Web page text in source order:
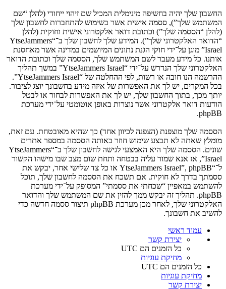
החשבון שלך יהיה בחשיפה מינימלית המכיל שם זיהוי ייחודי (להלן “שם
המשתמש שלך”), ססמה אישית אשר בשימוש להתחברות לחשבון שלך
(להלן “הססמה שלך”) וכתובת דואר אלקטרוני אישית וחוקית (להלן
“הדואר האלקטרוני שלך”). המידע שלך לחשבון שלך ב־“YtseJammers
Israel” מוגן על־ידי חוקי הגנת נתונים המיושמים במדינה אשר מאחסנת
אותנו. כל מידע מעבר לשם המשתמש שלך, הססמה שלך וכתובת הדואר
האלקטרוני שלך הנדרש על־ידי “YtseJammers Israel” במשך תהליך
ההרשמה הנו חובה או רשות, לפי ההחלטה של “YtseJammers Israel”.
בכל המקרים, יש לך את האפשרות של איזה מידע בחשבונך יוצג לציבור.
יותך מכך, בתוך החשבון שלך, יש לך את האפשרות לבחור או לבטל
הודעות דואר אלקטרוני אשר נוצרות באופן אוטומטי על־ידי מערכת
phpBB.
הססמה שלך מוצפנת (הצפנה לכיוון אחד) כך שהיא מאובטחת. עם זאת,
מומלץ שאתה לא תבצע שימוש חוזר באותה הססמה במספר אתרים
שונים. הססמה שלך היא האמצעי לגישה לחשבון שלך ב־“YtseJammers
Israel”, אז אנא שמור עליה בבטחה ותחת שום מצב שבו מישהו הקשור
ל־“YtseJammers Israel”, phpBB או כל צד שלישי אחר, יבקש את
ססמתך בדרך לא חוקית. אם תשכח את הססמה לחשבון שלך, תוכל
להשתמש במאפיין “שכחתי את ססמתי” המסופק על־ידי מערכת
phpBB. תהליך זה יבקש ממך להזין את שם המשתמש שלך והדואר
האלקטרוני שלך, לאחר מכן מערכת phpBB תיצור ססמה חדשה כדי
להשיב את חשבונך.
עמוד ראשי
יצירת קשר
כל הזמנים הם UTC
מחיקת עוגיות
כל הזמנים הם UTC
מחיקת עוגיות
יצירת קשר